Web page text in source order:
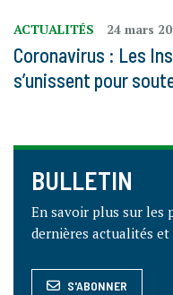
ACTUALITÉS 24 mars
Coronavirus : Les
s’unissent pour
BULLETIN
En savoir plus sur les
dernières actualités
S'ABONNER